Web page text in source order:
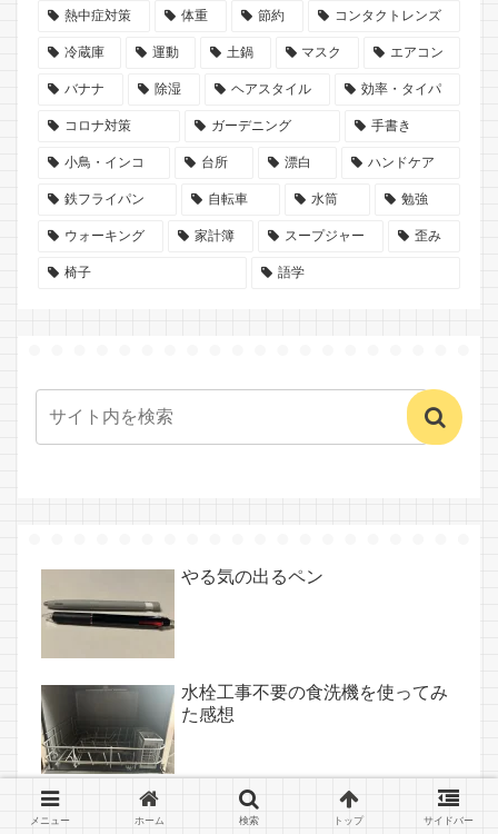
熱中症対策 体重 節約 コンタクトレンズ
冷蔵庫 運動 土鍋 マスク エアコン
バナナ 除湿 ヘアスタイル 効率・タイパ
コロナ対策 ガーデニング 手書き
小鳥・インコ 台所 漂白 ハンドケア
鉄フライパン 自転車 水筒 勉強
ウォーキング 家計簿 スープジャー 歪み
椅子 語学
やる気の出るペン
水栓工事不要の食洗機を使ってみ
た感想
ドライヤーに溜まったホコリを取
ると音が静かになった
メニュー ホーム 検索 トップ サイドバー